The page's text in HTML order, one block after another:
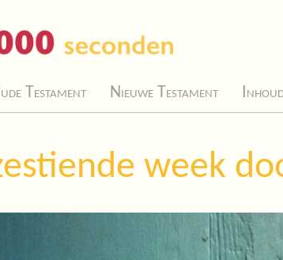
Testament Nieuwe Testament
week